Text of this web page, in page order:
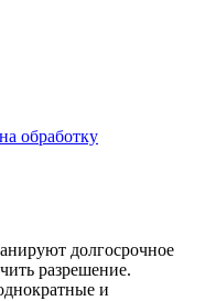
обработку
долгосрочное
разрешение.
и